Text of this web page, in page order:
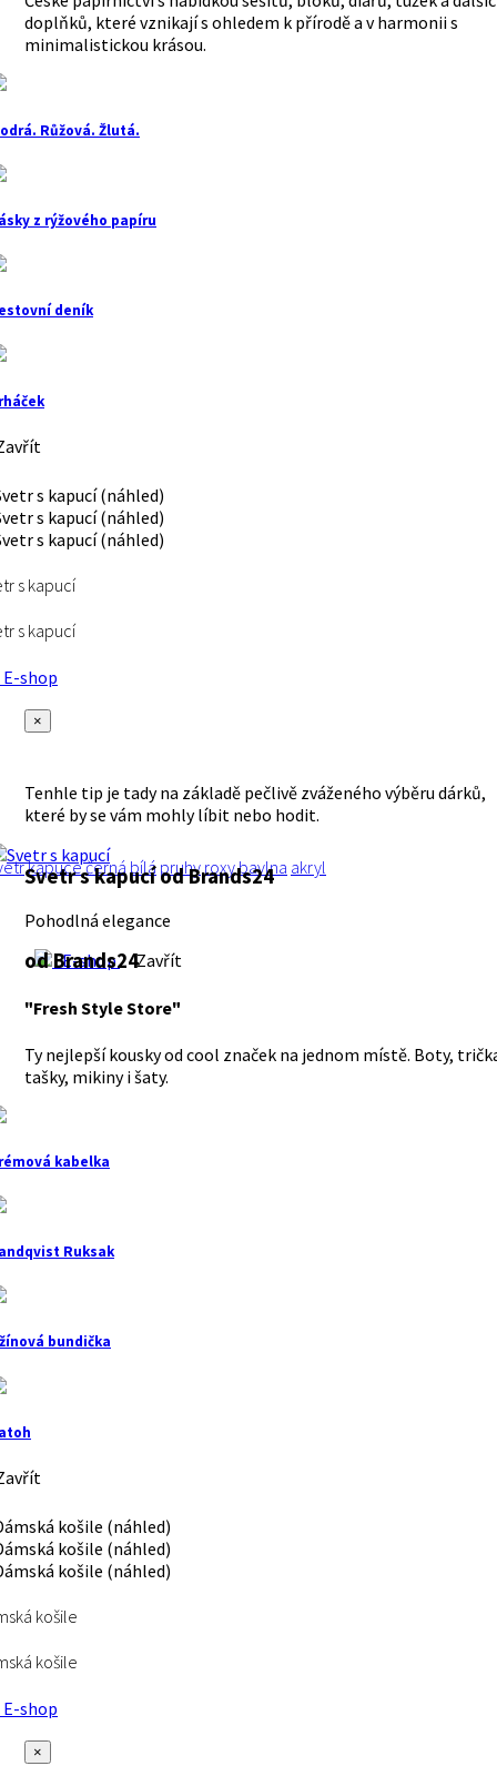
doplňků, které vznikají s ohledem k přírodě a v harmonii s
minimalistickou krásou.
Růžová. Žlutá.
z rýžového papíru
deník
s kapucí
s kapucí
shop
×
Tenhle tip je tady na základě pečlivě zváženého výběru dárků,
které by se vám mohly líbit nebo hodit.
kapucečerná bílá pruhy roxybavlna akryl
Svetr s kapucí od Brands24
Pohodlná elegance
E-shop Zavřít
od Brands24
"Fresh Style Store"
Ty nejlepší kousky od cool značek na jednom místě. Boty,
tašky, mikiny i šaty.
kabelka
Ruksak
bundička
košile
košile
shop
×